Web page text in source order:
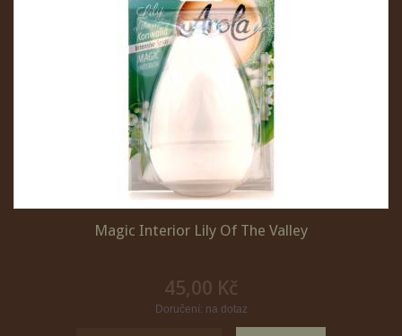
Magic Interior Lily Of The Valley
45,00 Kč
Doručení: na dotaz